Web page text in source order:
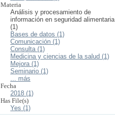
Materia
Análisis y procesamiento de
información en seguridad alimentaria
(1)
Bases de datos (1)
Comunicación (1)
Consulta (1)
Medicina y ciencias de la salud (1)
Mejora (1)
Seminario (1)
... más
Fecha
2018 (1)
Has File(s)
Yes (1)